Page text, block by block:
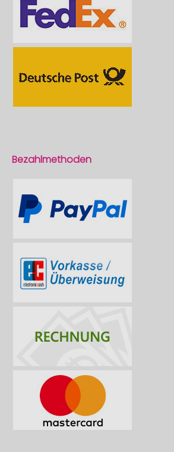
Bezahlmethoden